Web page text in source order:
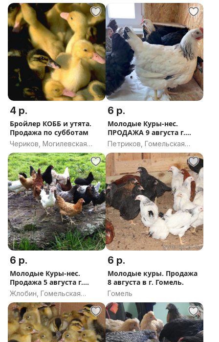
область
4 р.
Бройлер КОББ и утята.
Продажа по субботам
Чериков, Могилевская
область
6 р.
Молодые Куры-нес.
ПРОДАЖА 9 августа г.
Петриков.
Петриков, Гомельская
область
6 р.
Молодые Куры-нес.
Продажа 5 августа г.
Жлобин.
Жлобин, Гомельская
область
6 р.
Молодые куры. Продажа
8 августа в г. Гомель.
Гомель